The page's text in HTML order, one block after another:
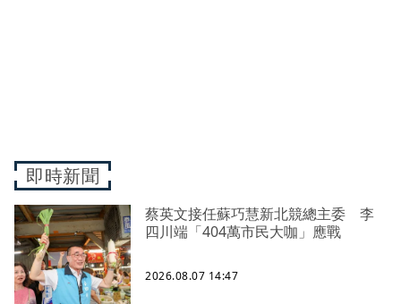
即時新聞
蔡英文接任蘇巧慧新北競總主委 李
四川端「404萬市民大咖」應戰
2026.08.07 14:47